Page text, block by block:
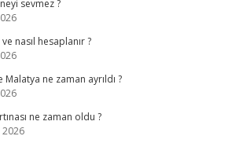
sevmez ?
nasıl hesaplanır ?
Malatya ne zaman ayrıldı ?
ne zaman oldu ?
2026